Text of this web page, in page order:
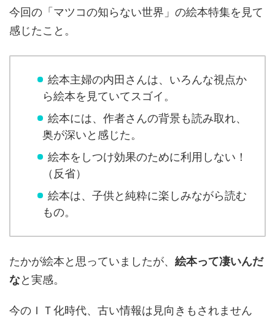
今回の「マツコの知らない世界」の絵本特集を見て
感じたこと。
絵本主婦の内田さんは、いろんな視点か
ら絵本を見ていてスゴイ。
絵本には、作者さんの背景も読み取れ、
奥が深いと感じた。
絵本をしつけ効果のために利用しない！
（反省）
絵本は、子供と純粋に楽しみながら読む
もの。
たかが絵本と思っていましたが、 絵本って凄いんだ
なと実感。
今のＩＴ化時代、古い情報は見向きもされません